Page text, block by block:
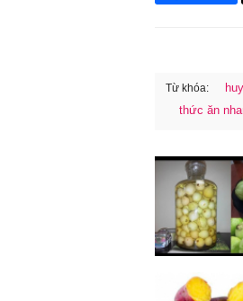
FaceBook
Từ khóa:
thức ăn